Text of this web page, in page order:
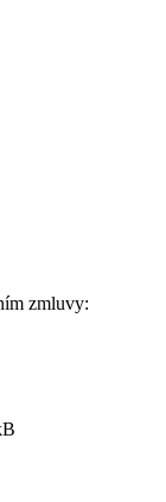
zmluvy: